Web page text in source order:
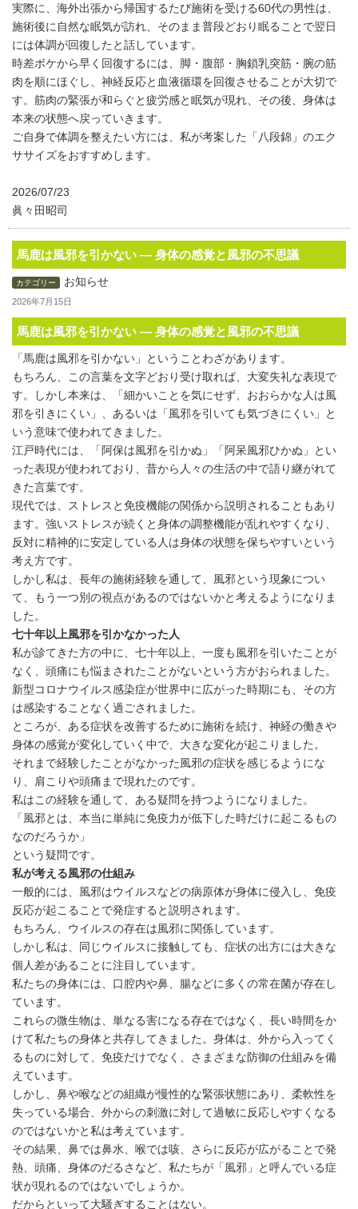
実際に、海外出張から帰国するたび施術を受ける60代の男性は、
施術後に自然な眠気が訪れ、そのまま普段どおり眠ることで翌日
には体調が回復したと話しています。
時差ボケから早く回復するには、脚・腹部・胸鎖乳突筋・腕の筋
肉を順にほぐし、神経反応と血液循環を回復させることが大切で
す。筋肉の緊張が和らぐと疲労感と眠気が現れ、その後、身体は
本来の状態へ戻っていきます。
ご自身で体調を整えたい方には、私が考案した「八段錦」のエク
ササイズをおすすめします。
2026/07/23
眞々田昭司
馬鹿は風邪を引かない ― 身体の感覚と風邪の不思議
カテゴリー お知らせ
2026年7月15日
馬鹿は風邪を引かない ― 身体の感覚と風邪の不思議
「馬鹿は風邪を引かない」ということわざがあります。
もちろん、この言葉を文字どおり受け取れば、大変失礼な表現で
す。しかし本来は、「細かいことを気にせず、おおらかな人は風
邪を引きにくい」、あるいは「風邪を引いても気づきにくい」と
いう意味で使われてきました。
江戸時代には、「阿保は風邪を引かぬ」「阿呆風邪ひかぬ」とい
った表現が使われており、昔から人々の生活の中で語り継がれて
きた言葉です。
現代では、ストレスと免疫機能の関係から説明されることもあり
ます。強いストレスが続くと身体の調整機能が乱れやすくなり、
反対に精神的に安定している人は身体の状態を保ちやすいという
考え方です。
しかし私は、長年の施術経験を通して、風邪という現象につい
て、もう一つ別の視点があるのではないかと考えるようになりま
した。
七十年以上風邪を引かなかった人
私が診てきた方の中に、七十年以上、一度も風邪を引いたことが
なく、頭痛にも悩まされたことがないという方がおられました。
新型コロナウイルス感染症が世界中に広がった時期にも、その方
は感染することなく過ごされました。
ところが、ある症状を改善するために施術を続け、神経の働きや
身体の感覚が変化していく中で、大きな変化が起こりました。
それまで経験したことがなかった風邪の症状を感じるようにな
り、肩こりや頭痛まで現れたのです。
私はこの経験を通して、ある疑問を持つようになりました。
「風邪とは、本当に単純に免疫力が低下した時だけに起こるもの
なのだろうか」
という疑問です。
私が考える風邪の仕組み
一般的には、風邪はウイルスなどの病原体が身体に侵入し、免疫
反応が起こることで発症すると説明されます。
もちろん、ウイルスの存在は風邪に関係しています。
しかし私は、同じウイルスに接触しても、症状の出方には大きな
個人差があることに注目しています。
私たちの身体には、口腔内や鼻、腸などに多くの常在菌が存在し
ています。
これらの微生物は、単なる害になる存在ではなく、長い時間をか
けて私たちの身体と共存してきました。身体は、外から入ってく
るものに対して、免疫だけでなく、さまざまな防御の仕組みを備
えています。
しかし、鼻や喉などの組織が慢性的な緊張状態にあり、柔軟性を
失っている場合、外からの刺激に対して過敏に反応しやすくなる
のではないかと私は考えています。
その結果、鼻では鼻水、喉では咳、さらに反応が広がることで発
熱、頭痛、身体のだるさなど、私たちが「風邪」と呼んでいる症
状が現れるのではないでしょうか。
だからといって大騒ぎすることはない。